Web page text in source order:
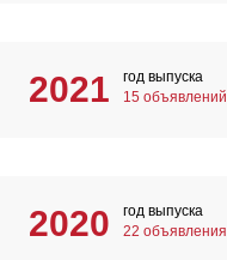
2021
год выпуска
15 объявлений
2020
год выпуска
22 объявления